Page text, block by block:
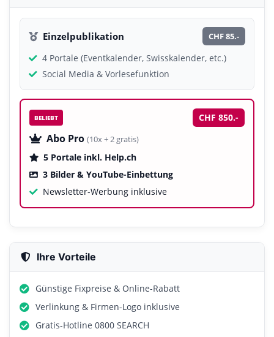
Einzelpublikation CHF 85.-
4 Portale (Eventkalender, Swisskalender, etc.)
Social Media & Vorlesefunktion
BELIEBT CHF 850.-
Abo Pro (10x + 2 gratis)
5 Portale inkl. Help.ch
3 Bilder & YouTube-Einbettung
Newsletter-Werbung inklusive
Ihre Vorteile
Günstige Fixpreise & Online-Rabatt
Verlinkung & Firmen-Logo inklusive
Gratis-Hotline 0800 SEARCH